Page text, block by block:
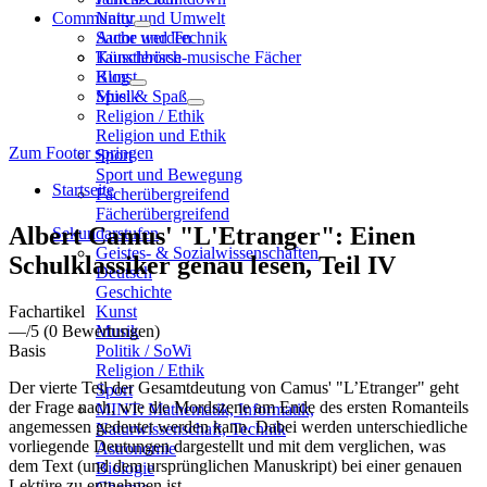
Natur und Umwelt
Sache und Technik
Künstlerisch-musische Fächer
Kunst
Musik
Religion / Ethik
Religion und Ethik
Sport
Sport und Bewegung
Fächerübergreifend
Fächerübergreifend
Sekundarstufen
Geistes- & Sozialwissenschaften
Deutsch
Geschichte
Kunst
Musik
Politik / SoWi
Religion / Ethik
Sport
MINT: Mathematik, Informatik,
Naturwissenschaft, Technik
Astronomie
Biologie
Community
Autor werden
Tauschbörse
Blog
Spiel & Spaß
Zum Footer springen
Startseite
Albert Camus' "L'Etranger": Einen
Schulklassiker genau lesen, Teil IV
Fachartikel
—/5 (0 Bewertungen)
Basis
Der vierte Teil der Gesamtdeutung von Camus' "L’Etranger" geht
der Frage nach, wie die Mordszene am Ende des ersten Romanteils
angemessen gedeutet werden kann. Dabei werden unterschiedliche
vorliegende Deutungen dargestellt und mit dem verglichen, was
dem Text (und dem ursprünglichen Manuskript) bei einer genauen